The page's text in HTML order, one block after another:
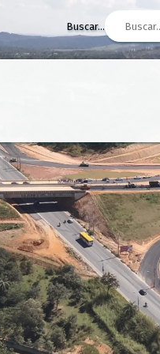
Buscar...